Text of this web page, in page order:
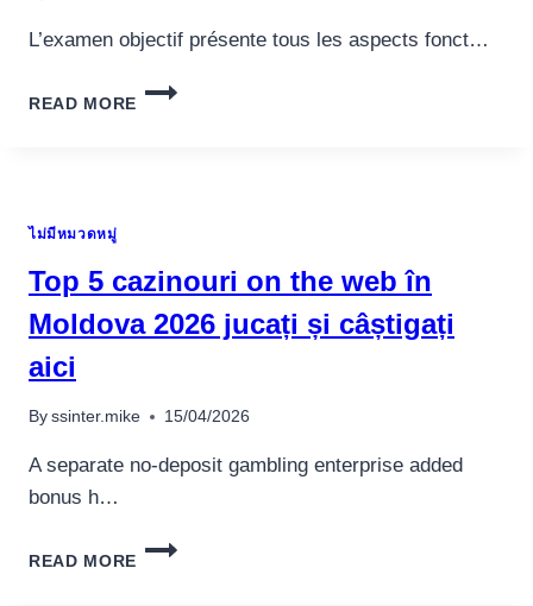
L’examen objectif présente tous les aspects fonct…
READ MORE
GUIDE
ไม่มีหมวดหมู่
Top 5 cazinouri on the web în
Moldova 2026 jucați și câștigați
aici
By ssinter.mike 15/04/2026
A separate no-deposit gambling enterprise added
bonus h…
READ MORE
TOP